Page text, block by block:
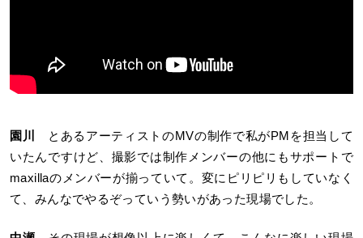
園川
とあるアーティストのMVの制作で私がPMを担当して
いたんですけど、撮影では制作メンバーの他にもサポートで
maxillaのメンバーが揃っていて。変にピリピリもしていなく
て、みんなでやるぞっていう勢いがあった現場でした。